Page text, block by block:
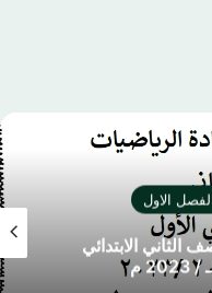
الاول
الثاني الابتدائي